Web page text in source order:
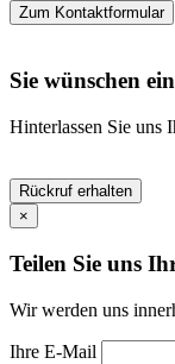
Zum Kontaktformular
Sie wünschen
Hinterlassen Sie uns
Rückruf erhalten
×
Teilen Sie uns
Wir werden uns
Ihre E-Mail